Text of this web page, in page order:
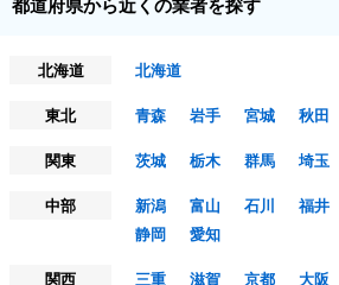
北海道
北海道
東北
青森 岩手 宮城 秋田
関東
茨城 栃木 群馬 埼玉
中部
新潟 富山 石川 福井
静岡
愛知
関西
三重 滋賀 京都 大阪